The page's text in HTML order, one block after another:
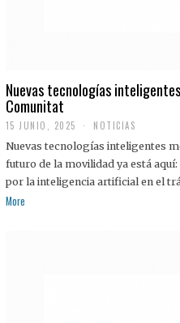
Nuevas tecnologías
Comunitat
15 JUNIO, 2025 NOTICIAS
Nuevas tecnologías inteligentes
futuro de la movilidad ya está
por la inteligencia artificial en el
More